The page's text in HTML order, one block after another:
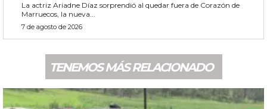
La actriz Ariadne Díaz sorprendió al quedar fuera de Corazón de
Marruecos, la nueva...
7 de agosto de 2026
TENEMOS MÁS RELACIONADO